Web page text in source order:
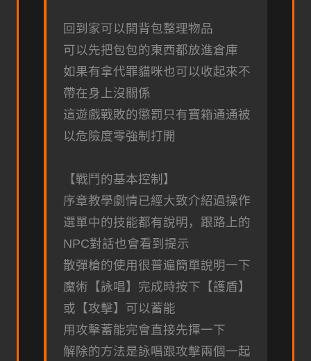
回到家可以開背包整理物品
可以先把包包的東西都放進倉庫
如果有拿代罪貓咪也可以收起來不
帶在身上沒關係
這遊戲戰敗的懲罰只有寶箱通通被
以危險度零強制打開
【戰鬥的基本控制】
序章教學劇情已經大致介紹過操作
選單中的技能都有說明，跟路上的
NPC對話也會看到提示
散彈槍的使用很普遍簡單說明一下
魔術【詠唱】完成時按下【護盾】
或【攻擊】可以蓄能
用攻擊蓄能完會直接先揮一下
解除的方法是詠唱跟攻擊兩個一起